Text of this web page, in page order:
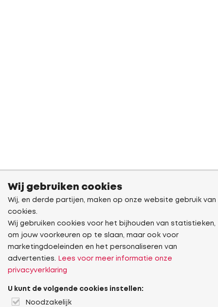
Wij gebruiken cookies
Wij, en derde partijen, maken op onze website gebruik van
cookies.
Wij gebruiken cookies voor het bijhouden van statistieken,
om jouw voorkeuren op te slaan, maar ook voor
marketingdoeleinden en het personaliseren van
advertenties.
Lees voor meer informatie onze
privacyverklaring
U kunt de volgende cookies instellen:
Noodzakelijk